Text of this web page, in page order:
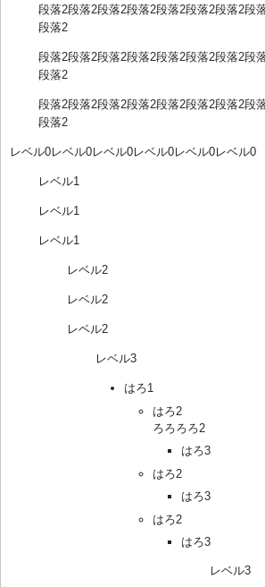
段落2段落2段落2段落2段落2段落2段落2段
段落2
段落2段落2段落2段落2段落2段落2段落2段
段落2
段落2段落2段落2段落2段落2段落2段落2段
段落2
レベル0レベル0レベル0レベル0レベル0レベル0
レベル1
レベル1
レベル1
レベル2
レベル2
レベル2
レベル3
はろ1
はろ2
ろろろろ2
はろ3
はろ2
はろ3
はろ2
はろ3
レベル3